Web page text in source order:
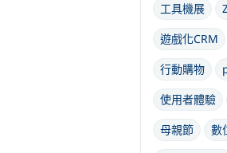
工具機展
遊戲化CRM
行動購物
使用者體驗
母親節
數